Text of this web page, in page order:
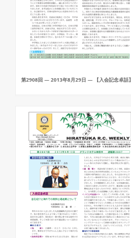
第2908回 — 2013年8月29日 — 【入会記念卓話】